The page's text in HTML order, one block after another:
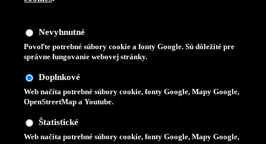
Nevyhnutné
Povoľte potrebné súbory cookie a fonty Google. Sú dôležité pre
správne fungovanie webovej stránky.
Doplnkové
Web načíta potrebné súbory cookie, fonty Google, Mapy Google,
OpenStreetMap a Youtube.
Štatistické
Web načíta potrebné súbory cookie, fonty Google, Mapy Google,
Laboratória
Služby
Riešenie sťažností
Pre odborníkov
Pre pacientov